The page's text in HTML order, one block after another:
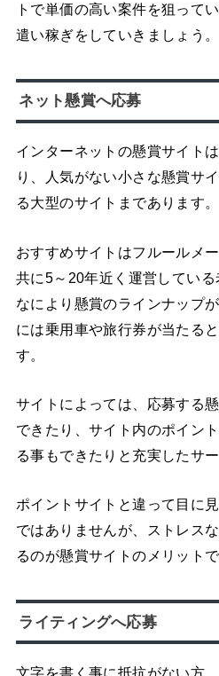
トで単価の高い案件を狙って
遣い稼ぎをしていきましょう。
ネット懸賞へ応募
インターネットの懸賞サイト
り、人気がない小さな懸賞サ
る大型のサイトまであります。
おすすめサイトはフルールメ
共に5～20年近く運営している
なにより懸賞のラインナップ
には乗用車や旅行券が当たる
す。
サイトによっては、応募する
できたり、サイト内のポイン
る事もできたりと充実したサ
ポイントサイトと違って目に
ではありませんが、ストレス
るのが懸賞サイトのメリットで
ライティングへ応募
文字を書く事に抵抗がない方